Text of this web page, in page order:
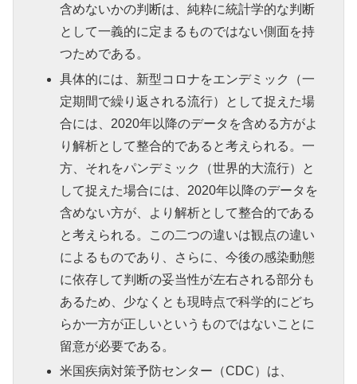
含めないかの判断は、純粋に統計学的な判断
として一義的に定まるものではない側面を持
つためである。
具体的には、新型コロナをエンデミック（一
定期間で繰り返される流行）として捉えた場
合には、2020年以降のデータを含める方がよ
り解析として整合的であると考えられる。一
方、それをパンデミック（世界的大流行）と
して捉えた場合には、2020年以降のデータを
含めない方が、より解析として整合的である
と考えられる。この二つの違いは観点の違い
によるものであり、さらに、今後の感染動態
に依存して判断の妥当性が左右される部分も
あるため、少なくとも現時点で科学的にどち
らか一方が正しいというものではないことに
留意が必要である。
米国疾病対策予防センター（CDC）は、